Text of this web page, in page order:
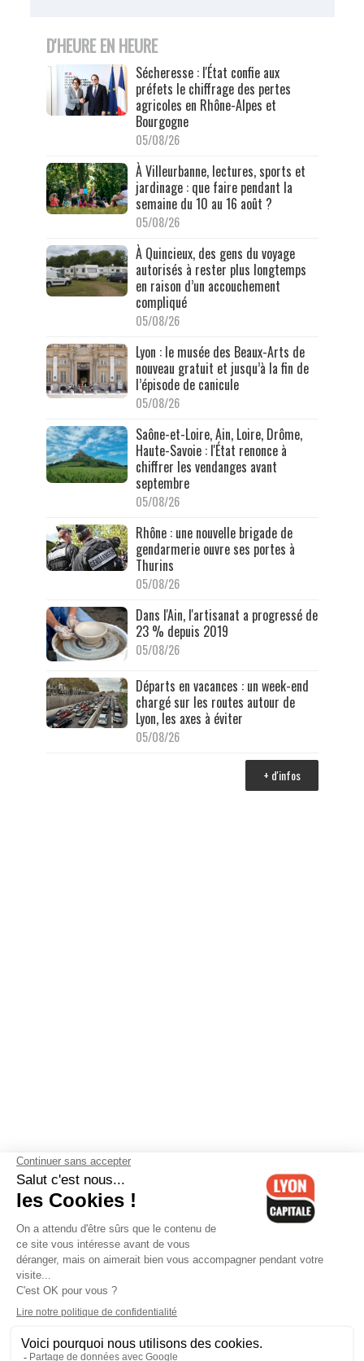
D'HEURE EN HEURE
Sécheresse : l'État confie aux
préfets le chiffrage des pertes
agricoles en Rhône-Alpes et
Bourgogne
05/08/26
À Villeurbanne, lectures, sports et
jardinage : que faire pendant la
semaine du 10 au 16 août ?
05/08/26
À Quincieux, des gens du voyage
autorisés à rester plus longtemps
en raison d’un accouchement
compliqué
05/08/26
Lyon : le musée des Beaux-Arts de
nouveau gratuit et jusqu’à la fin de
l’épisode de canicule
05/08/26
Saône-et-Loire, Ain, Loire, Drôme,
Haute-Savoie : l'État renonce à
chiffrer les vendanges avant
septembre
05/08/26
Rhône : une nouvelle brigade de
gendarmerie ouvre ses portes à
Thurins
05/08/26
Dans l'Ain, l'artisanat a progressé de
23 % depuis 2019
05/08/26
Départs en vacances : un week-end
chargé sur les routes autour de
Lyon, les axes à éviter
05/08/26
+ d'infos
Contactez-nous-Mentions légales-CGV-Politique de